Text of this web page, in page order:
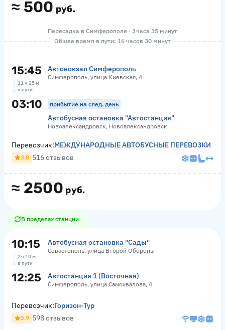
≈ 500 руб.
Пересадка в Симферополе · 3 часа 35 минут
Общее время в пути: 16 часов 30 минут
15:45 Автовокзал Симферополь
Симферополь, улица Киевская, 4
11 ч 25 м
в пути
03:10 прибытие на след. день
Автобусная остановка "Автостанция"
Новоалександровск, Новоалександровск
≈ 2500 руб.
Перевозчик:МЕЖДУНАРОДНЫЕ АВТОБУСНЫЕ ПЕРЕВОЗКИ
3.8 516 отзывов
В пределах станции
10:15 Автобусная остановка "Сады"
Севастополь, улица Второй Обороны
2 ч 10 м
в пути
12:25 Автостанция 1 (Восточная)
Симферополь, улица Самохвалова, 4
Перевозчик:Горизон-Тур
3.9 598 отзывов